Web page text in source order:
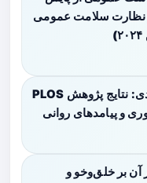
نظارت سلامت عمومی
درک تجربه‌های غیرعادی: نتایج پژوهش PLOS
آن بر خلق‌وخو و